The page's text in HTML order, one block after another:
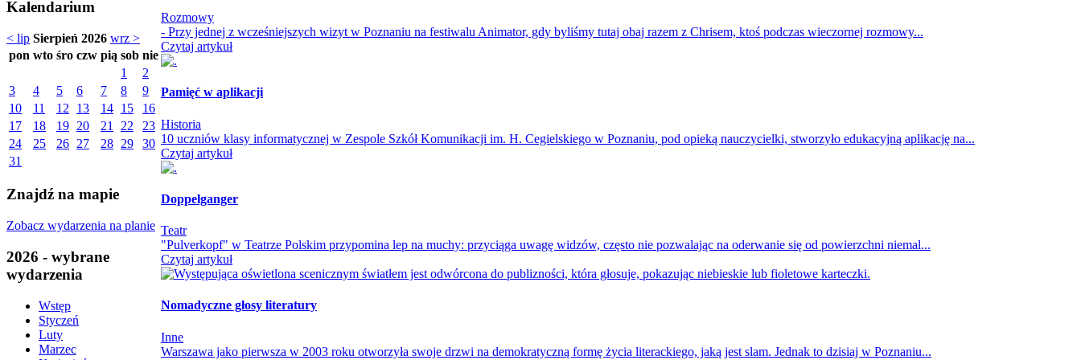
Kalendarium
< lip Sierpień 2026 wrz >
pon wto śro czw pią sob nie
1
2
3
4 5 6 7 8
9
10
11 12 13 14 15
16
17
18 19 20 21 22
23
24
25 26 27 28 29
30
31
Znajdź na mapie
Zobacz wydarzenia na planie
2026 - wybrane
wydarzenia
Wstęp
Styczeń
Luty
Marzec
Rozmowy
- Przy jednej z wcześniejszych wizyt w Poznaniu na festiwalu Animator, gdy byliśmy tutaj obaj razem z Chrisem, ktoś podczas wieczornej rozmowy...
Czytaj artykuł
Pamięć w aplikacji
Historia
10 uczniów klasy informatycznej w Zespole Szkół Komunikacji im. H. Cegielskiego w Poznaniu, pod opieką nauczycielki, stworzyło edukacyjną aplikację na...
Czytaj artykuł
Doppelganger
Teatr
"Pulverkopf" w Teatrze Polskim przypomina lep na muchy: przyciąga uwagę widzów, często nie pozwalając na oderwanie się od powierzchni niemal...
Czytaj artykuł
Nomadyczne głosy literatury
Inne
Warszawa jako pierwsza w 2003 roku otworzyła swoje drzwi na demokratyczną formę życia literackiego, jaką jest slam. Jednak to dzisiaj w Poznaniu...